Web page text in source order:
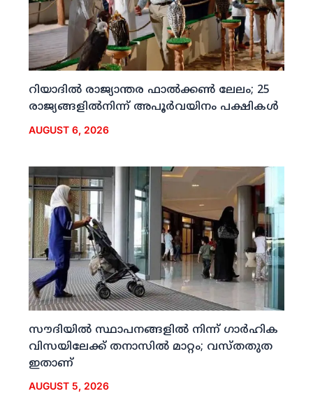
റിയാദില്‍ രാജ്യാന്തര ഫാല്‍ക്കണ്‍ ലേലം; 25
രാജ്യങ്ങളില്‍നിന്ന് അപൂര്‍വയിനം പക്ഷികള്‍
AUGUST 6, 2026
സൗദിയില്‍ സ്ഥാപനങ്ങളില്‍ നിന്ന് ഗാര്‍ഹിക
വിസയിലേക്ക് തനാസില്‍ മാറ്റം; വസ്തതുത
ഇതാണ്
AUGUST 5, 2026